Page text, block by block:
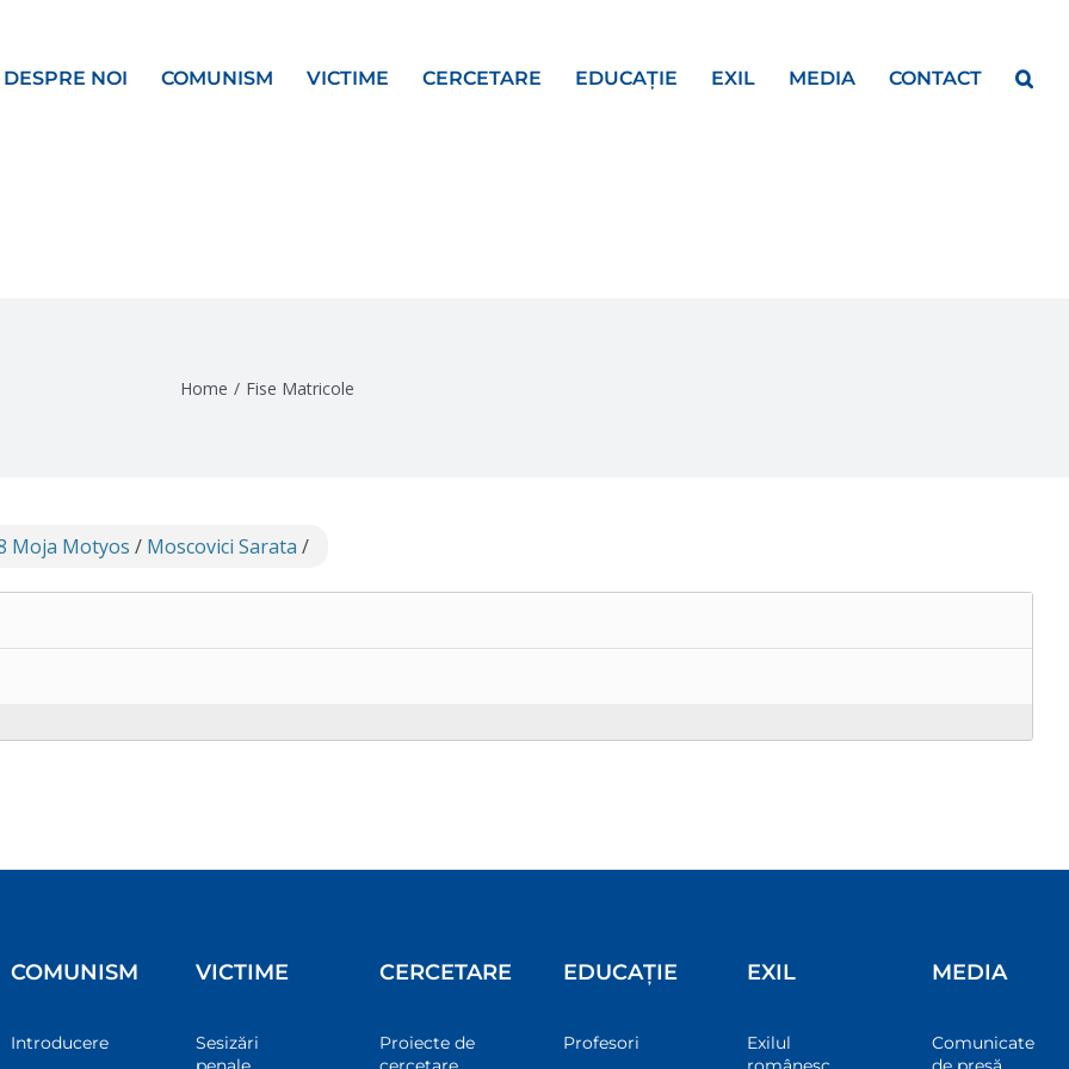
DESPRE NOI COMUNISM VICTIME CERCETARE EDUCAȚIE EXIL MEDIA CONTACT
Home / Fise Matricole
Moja Motyos / Moscovici Sarata /
COMUNISM
Introducere
VICTIME
Sesizări
CERCETARE
Proiecte de
EDUCAȚIE
Profesori
EXIL
Exilul
MEDIA
Comunicate